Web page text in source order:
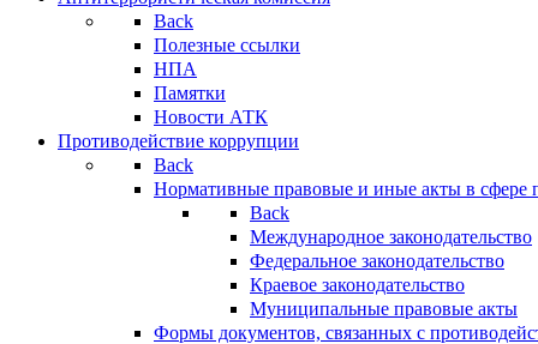
Back
Полезные ссылки
НПА
Памятки
Новости АТК
Противодействие коррупции
Back
Нормативные правовые и иные акты в сфере
Back
Международное законодательство
Федеральное законодательство
Краевое законодательство
Муниципальные правовые акты
Формы документов, связанных с